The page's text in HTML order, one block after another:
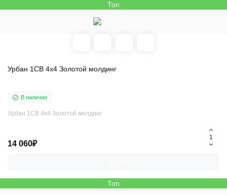
Топ
Урбан 1СВ 4x4 Золотой молдинг
В наличии
Урбан 1СВ 4x4 Золотой молдинг
14 060₽
Топ